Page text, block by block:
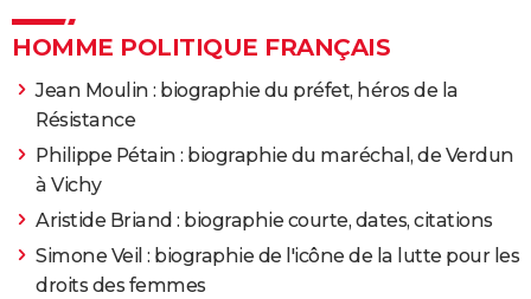
HOMME POLITIQUE FRANÇAIS
Jean Moulin : biographie du préfet, héros de la
Résistance
Philippe Pétain : biographie du maréchal, de Verdun
à Vichy
Aristide Briand : biographie courte, dates, citations
Simone Veil : biographie de l'icône de la lutte pour les
droits des femmes